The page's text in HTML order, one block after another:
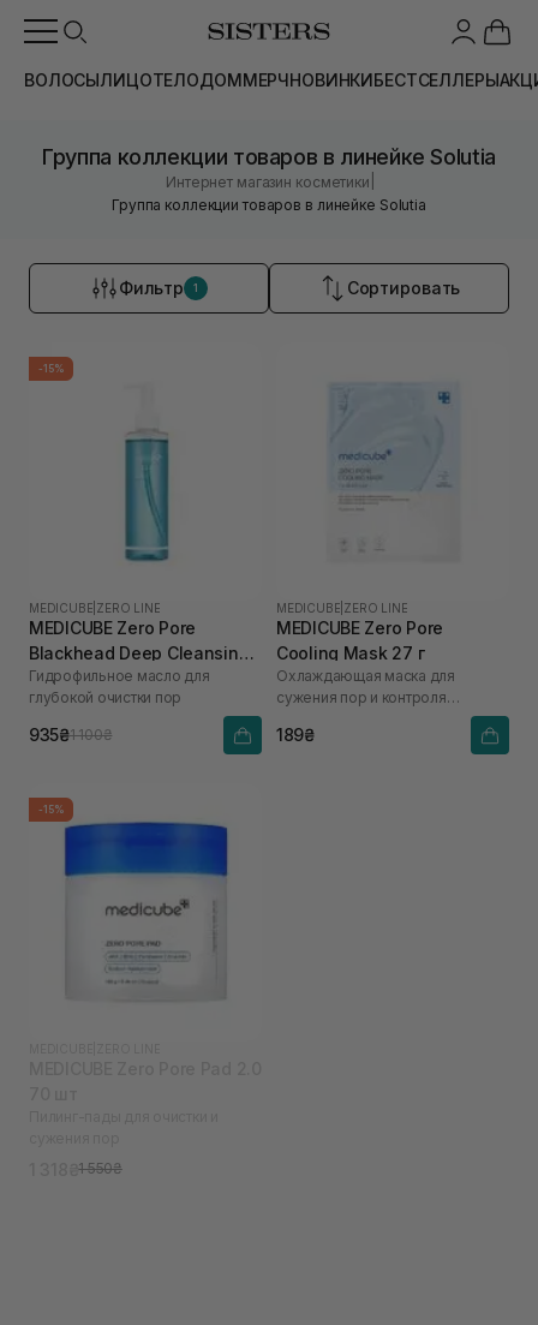
ВОЛОСЫЛИЦОТЕЛОДОММЕРЧНОВИНКИБЕСТСЕЛЛЕРЫ
Группа коллекции товаров в линейке Solutia
Интернет магазин косметики
Группа коллекции товаров в линейке Solutia
Фильтр 1 Сортировать
-15%
MEDICUBE ZERO LINE
MEDICUBE Zero Pore
Blackhead Deep Cleansing
Oil 205 мл
Гидрофильное масло для
глубокой очистки пор
935₴1 100₴
MEDICUBE ZERO LINE
MEDICUBE Zero Pore
Cooling Mask 27 г
Охлаждающая маска для
сужения пор и контроля
189₴
-15%
1 318₴1 550₴